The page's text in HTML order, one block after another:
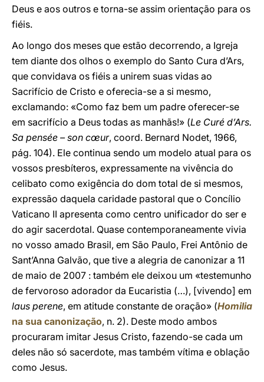
Deus e aos outros e torna-se assim orientação para os
fiéis.
Ao longo dos meses que estão decorrendo, a Igreja
tem diante dos olhos o exemplo do Santo Cura d’Ars,
que convidava os fiéis a unirem suas vidas ao
Sacrifício de Cristo e oferecia-se a si mesmo,
exclamando: «Como faz bem um padre oferecer-se
em sacrifício a Deus todas as manhãs!» (Le Curé d’Ars.
Sa pensée – son cœur, coord. Bernard Nodet, 1966,
pág. 104). Ele continua sendo um modelo atual para os
vossos presbíteros, expressamente na vivência do
celibato como exigência do dom total de si mesmos,
expressão daquela caridade pastoral que o Concílio
Vaticano II apresenta como centro unificador do ser e
do agir sacerdotal. Quase contemporaneamente vivia
no vosso amado Brasil, em São Paulo, Frei Antônio de
Sant’Anna Galvão, que tive a alegria de canonizar a 11
de maio de 2007 : também ele deixou um «testemunho
de fervoroso adorador da Eucaristia (…), [vivendo] em
laus perene, em atitude constante de oração» (Homilia
na sua canonização, n. 2). Deste modo ambos
procuraram imitar Jesus Cristo, fazendo-se cada um
deles não só sacerdote, mas também vítima e oblação
como Jesus.